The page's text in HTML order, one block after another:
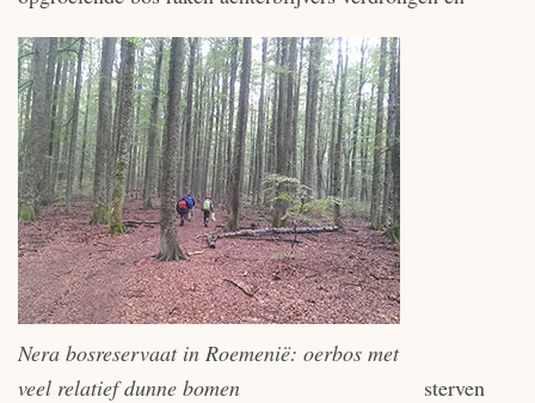
Nera bosreservaat in Roemenië: oerbos met
veel relatief dunne bomen
sterven